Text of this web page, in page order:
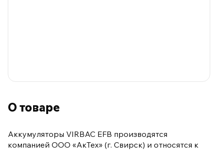
О товаре
Аккумуляторы VIRBAC EFB производятся
компанией ООО «АкТех» (г. Свирск) и относятся к